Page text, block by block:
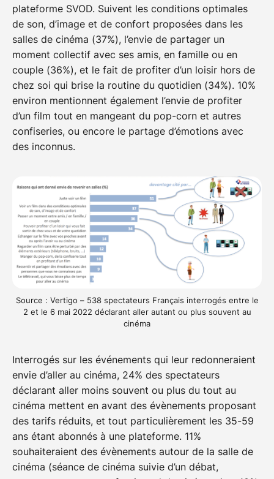
plateforme SVOD. Suivent les conditions optimales
de son, d’image et de confort proposées dans les
salles de cinéma (37%), l’envie de partager un
moment collectif avec ses amis, en famille ou en
couple (36%), et le fait de profiter d’un loisir hors de
chez soi qui brise la routine du quotidien (34%). 10%
environ mentionnent également l’envie de profiter
d’un film tout en mangeant du pop-corn et autres
confiseries, ou encore le partage d’émotions avec
des inconnus.
Source : Vertigo – 538 spectateurs Français interrogés entre le
2 et le 6 mai 2022 déclarant aller autant ou plus souvent au
cinéma
Interrogés sur les événements qui leur redonneraient
envie d’aller au cinéma, 24% des spectateurs
déclarant aller moins souvent ou plus du tout au
cinéma mettent en avant des évènements proposant
des tarifs réduits, et tout particulièrement les 35-59
ans étant abonnés à une plateforme. 11%
souhaiteraient des évènements autour de la salle de
cinéma (séance de cinéma suivie d’un débat,